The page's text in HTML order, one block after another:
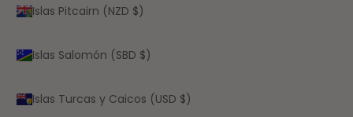
Islas Pitcairn (NZD $)
Islas Salomón (SBD $)
Islas Turcas y Caicos (USD $)